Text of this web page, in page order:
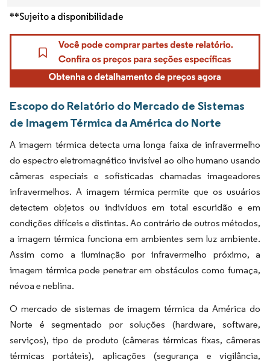
**Sujeito a disponibilidade
Escopo do Relatório do Mercado de Sistemas
de Imagem Térmica da América do Norte
A imagem térmica detecta uma longa faixa de infravermelho
do espectro eletromagnético invisível ao olho humano usando
câmeras especiais e sofisticadas chamadas imageadores
infravermelhos. A imagem térmica permite que os usuários
detectem objetos ou indivíduos em total escuridão e em
condições difíceis e distintas. Ao contrário de outros métodos,
a imagem térmica funciona em ambientes sem luz ambiente.
Assim como a iluminação por infravermelho próximo, a
imagem térmica pode penetrar em obstáculos como fumaça,
névoa e neblina.
O mercado de sistemas de imagem térmica da América do
Norte é segmentado por soluções (hardware, software,
serviços), tipo de produto (câmeras térmicas fixas, câmeras
térmicas portáteis), aplicações (segurança e vigilância,